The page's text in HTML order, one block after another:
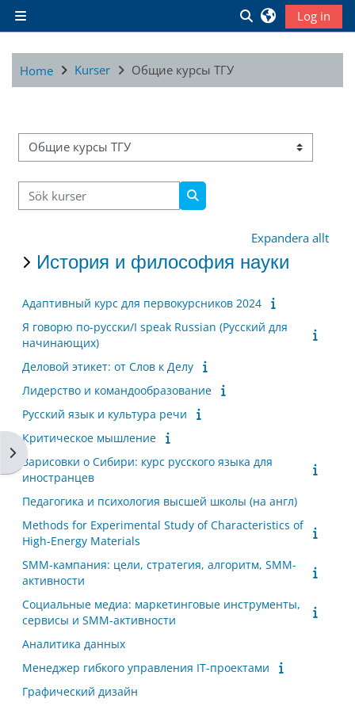
Gå direkt till huvudinnehåll
Sidopanel
Växla Log in
Öppna blockmeny
Home Kurser Общие курсы ТГУ
Kurskategorier
Sök kurser
Sök kurser
Expandera allt
История и философия науки
Адаптивный курс для первокурсников 2024
Я говорю по-русски/I speak Russian (Русский для
начинающих)
Деловой этикет: от Слов к Делу
Лидерство и командообразование
Русский язык и культура речи
Критическое мышление
Зарисовки о Сибири: курс русского языка для
иностранцев
Педагогика и психология высшей школы (на англ)
Methods for Experimental Study of Characteristics of
High-Energy Materials
SMM-кампания: цели, стратегия, алгоритм, SMM-
активности
Социальные медиа: маркетинговые инструменты,
сервисы и SMM-активности
Аналитика данных
Менеджер гибкого управления IT-проектами
Графический дизайн